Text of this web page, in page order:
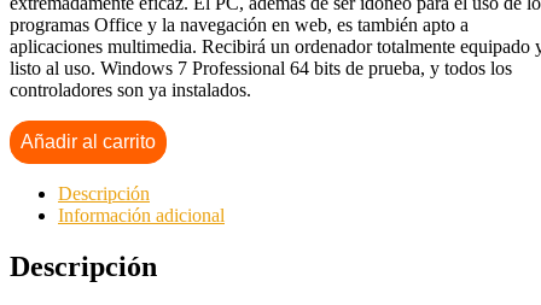
programas Office y la navegación en web, es también apto a
aplicaciones multimedia. Recibirá un ordenador totalmente equipado
listo al uso. Windows 7 Professional 64 bits de prueba, y todos los
controladores son ya instalados.
Añadir al carrito
Descripción
Información adicional
Descripción